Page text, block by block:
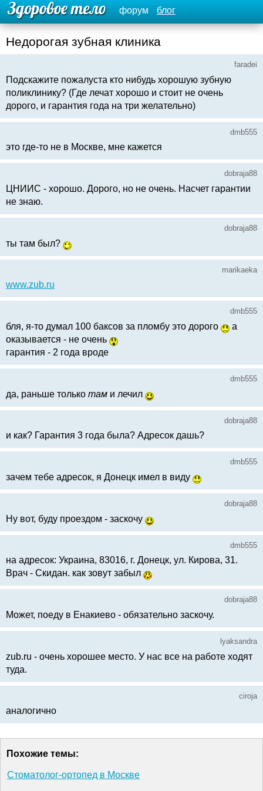
форум блог
Недорогая зубная клиника
faradei
Подскажите пожалуста кто нибудь хорошую зубную
поликлинику? (Где лечат хорошо и стоит не очень
дорого, и гарантия года на три желательно)
dmb555
это где-то не в Москве, мне кажется
dobraja88
ЦНИИС - хорошо. Дорого, но не очень. Насчет гарантии
не знаю.
dobraja88
ты там был?
marikaeka
www.zub.ru
dmb555
бля, я-то думал 100 баксов за пломбу это дорого
а
оказывается - не очень
гарантия - 2 года вроде
dmb555
да, раньше только там и лечил
dobraja88
и как? Гарантия 3 года была? Адресок дашь?
dmb555
зачем тебе адресок, я Донецк имел в виду
dobraja88
Ну вот, буду проездом - заскочу
dmb555
на адресок: Украина, 83016, г. Донецк, ул. Кирова, 31.
Врач - Скидан. как зовут забыл
dobraja88
Может, поеду в Енакиево - обязательно заскочу.
lyaksandra
zub.ru - очень хорошее место. У нас все на работе ходят
туда.
ciroja
аналогично
Похожие темы:
Стоматолог-ортопед в Москве